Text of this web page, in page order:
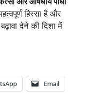
हिस्सा है और
देने की दिशा में
Email